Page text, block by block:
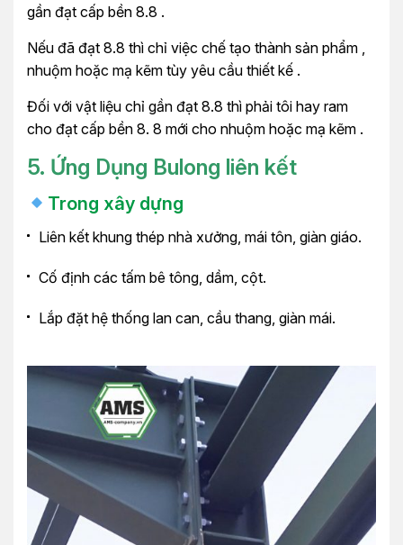
gần đạt cấp bền 8.8 .
Nếu đã đạt 8.8 thì chỉ việc chế tạo thành sản phẩm ,
nhuộm hoặc mạ kẽm tùy yêu cầu thiết kế .
Đối với vật liệu chỉ gần đạt 8.8 thì phải tôi hay ram
cho đạt cấp bền 8. 8 mới cho nhuộm hoặc mạ kẽm .
5. Ứng Dụng Bulong liên kết
Trong xây dựng
Liên kết khung thép nhà xưởng, mái tôn, giàn giáo.
Cố định các tấm bê tông, dầm, cột.
Lắp đặt hệ thống lan can, cầu thang, giàn mái.